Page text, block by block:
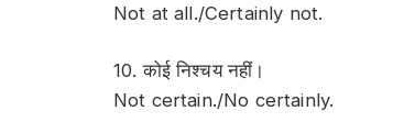
Not at all./Certainly not.
10. कोई निश्चय नहीं।
Not certain./No certainly.